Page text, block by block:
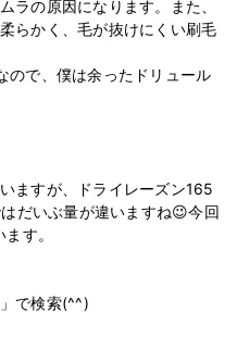
ラの原因になります。また、
らかく、毛が抜けにくい刷毛
ので、僕は余ったドリュール
ますが、ドライレーズン165
だいぶ量が違いますね😉今回
す。
で検索(^^)